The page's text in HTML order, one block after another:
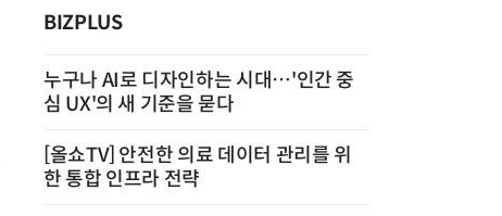
BIZPLUS
누구나 AI로 디자인하는 시대…'인간 중
심 UX'의 새 기준을 묻다
[올쇼TV] 안전한 의료 데이터 관리를 위
한 통합 인프라 전략